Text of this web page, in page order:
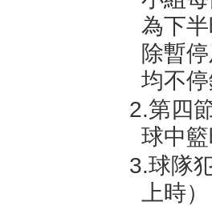
為下
除暫
均不
2.第四
球中
3.球隊
上時